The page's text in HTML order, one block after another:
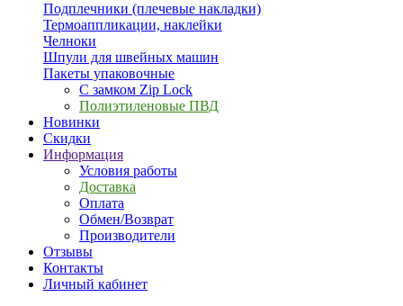
Подплечники (плечевые накладки)
Термоаппликации, наклейки
Челноки
Шпули для швейных машин
Пакеты упаковочные
С замком Zip Lock
Полиэтиленовые ПВД
Новинки
Скидки
Информация
Условия работы
Доставка
Оплата
Обмен/Возврат
Производители
Отзывы
Контакты
Личный кабинет